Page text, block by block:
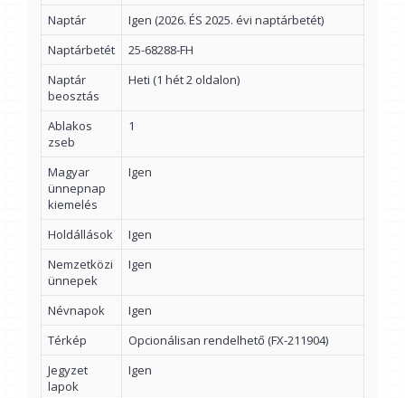
Naptár
Igen (2026. ÉS 2025. évi naptárbetét)
Naptárbetét
25-68288-FH
Naptár
beosztás
Heti (1 hét 2 oldalon)
Ablakos
zseb
1
Magyar
ünnepnap
kiemelés
Igen
Holdállások
Igen
Nemzetközi
ünnepek
Igen
Névnapok
Igen
Térkép
Opcionálisan rendelhető (FX-211904)
Jegyzet
lapok
Igen